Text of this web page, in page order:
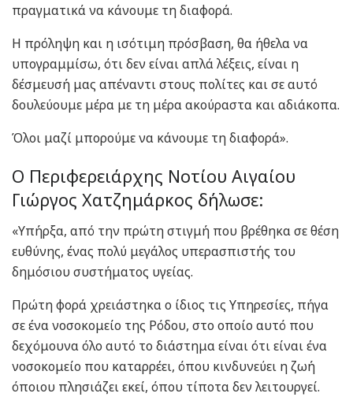
πραγματικά να κάνουμε τη διαφορά.
Η πρόληψη και η ισότιμη πρόσβαση, θα ήθελα να
υπογραμμίσω, ότι δεν είναι απλά λέξεις, είναι η
δέσμευσή μας απέναντι στους πολίτες και σε αυτό
δουλεύουμε μέρα με τη μέρα ακούραστα και αδιάκοπα.
Όλοι μαζί μπορούμε να κάνουμε τη διαφορά».
Ο Περιφερειάρχης Νοτίου Αιγαίου
Γιώργος Χατζημάρκος δήλωσε:
«Υπήρξα, από την πρώτη στιγμή που βρέθηκα σε θέση
ευθύνης, ένας πολύ μεγάλος υπερασπιστής του
δημόσιου συστήματος υγείας.
Πρώτη φορά χρειάστηκα ο ίδιος τις Υπηρεσίες, πήγα
σε ένα νοσοκομείο της Ρόδου, στο οποίο αυτό που
δεχόμουνα όλο αυτό το διάστημα είναι ότι είναι ένα
νοσοκομείο που καταρρέει, όπου κινδυνεύει η ζωή
όποιου πλησιάζει εκεί, όπου τίποτα δεν λειτουργεί.